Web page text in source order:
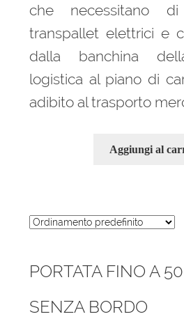
che necessitano di
transpallet elettrici e
dalla banchina
logistica al piano di
adibito al trasporto
Aggiungi al
PORTATA FINO A
SENZA BORDO